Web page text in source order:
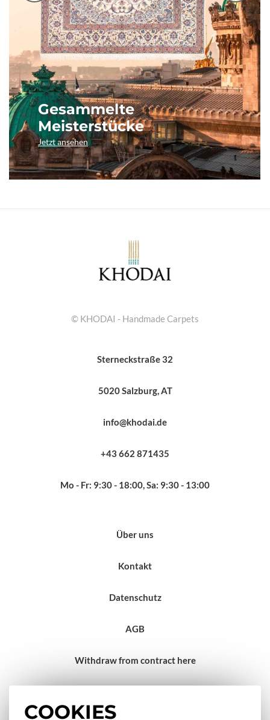
Gesammelte
Meisterstücke
Jetzt ansehen
COOKIES
© KHODAI - Handmade Carpets
Sterneckstraße 32
5020 Salzburg, AT
info@khodai.de
+43 662 871435
Mo - Fr: 9:30 - 18:00, Sa: 9:30 - 13:00
Über uns
Kontakt
Datenschutz
AGB
Withdraw from contract here